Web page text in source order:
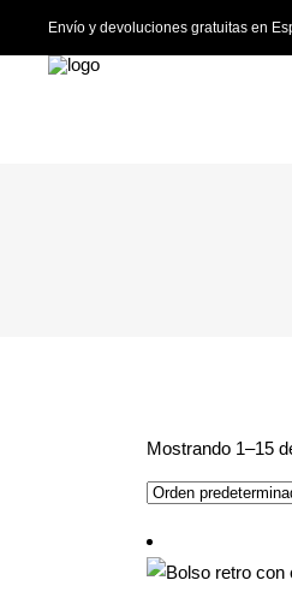
Envío y devoluciones gratuitas en
Mostrando 1–15